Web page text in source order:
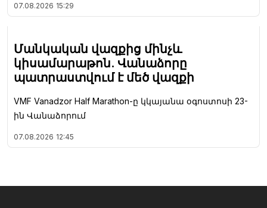
07.08.2026 15:29
Մանկական վազքից մինչև
կիսամարաթոն. Վանաձորը
պատրաստվում է մեծ վազքի
VMF Vanadzor Half Marathon-ը կկայանա օգոստոսի 23-
ին Վանաձորում
07.08.2026 12:45